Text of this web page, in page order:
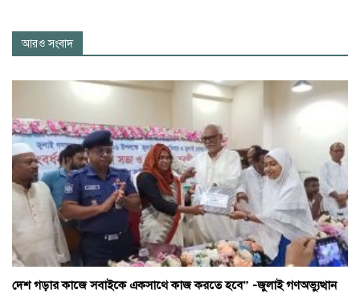
আরও সংবাদ
দেশ গড়ার কাজে সবাইকে একসাথে কাজ করতে হবে” -জুলাই গণঅভ্যুত্থান